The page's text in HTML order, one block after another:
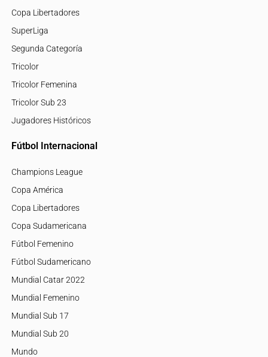
Copa Libertadores
SuperLiga
Segunda Categoría
Tricolor
Tricolor Femenina
Tricolor Sub 23
Jugadores Históricos
Fútbol Internacional
Champions League
Copa América
Copa Libertadores
Copa Sudamericana
Fútbol Femenino
Fútbol Sudamericano
Mundial Catar 2022
Mundial Femenino
Mundial Sub 17
Mundial Sub 20
Mundo